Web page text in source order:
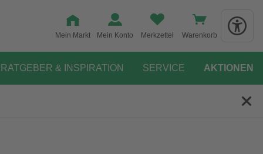
Mein Markt Mein Konto Merkzettel Warenkorb
RATGEBER & INSPIRATION SERVICE AKTIONEN